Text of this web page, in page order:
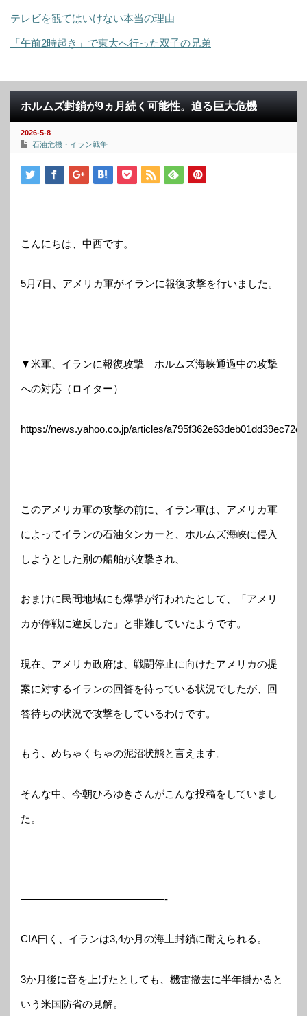
テレビを観てはいけない本当の理由
「午前2時起き」で東大へ行った双子の兄弟
ホルムズ封鎖が9ヵ月続く可能性。迫る巨大危機
2026-5-8
石油危機・イラン戦争
こんにちは、中西です。
5月7日、アメリカ軍がイランに報復攻撃を行いました。
▼米軍、イランに報復攻撃 ホルムズ海峡通過中の攻撃
への対応（ロイター）
https://news.yahoo.co.jp/articles/
このアメリカ軍の攻撃の前に、イラン軍は、アメリカ軍
によってイランの石油タンカーと、ホルムズ海峡に侵入
しようとした別の船舶が攻撃され、
おまけに民間地域にも爆撃が行われたとして、「アメリ
カが停戦に違反した」と非難していたようです。
現在、アメリカ政府は、戦闘停止に向けたアメリカの提
案に対するイランの回答を待っている状況でしたが、回
答待ちの状況で攻撃をしているわけです。
もう、めちゃくちゃの泥沼状態と言えます。
そんな中、今朝ひろゆきさんがこんな投稿をしていまし
た。
——————————————-
CIA曰く、イランは3,4か月の海上封鎖に耐えられる。
3か月後に音を上げたとしても、機雷撤去に半年掛かると
いう米国防省の見解。